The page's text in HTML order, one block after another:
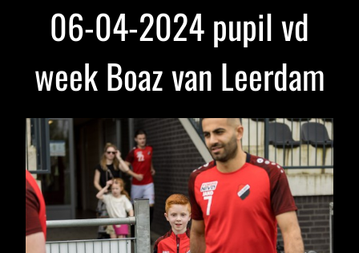
06-04-2024 pupil vd
week Boaz van Leerdam